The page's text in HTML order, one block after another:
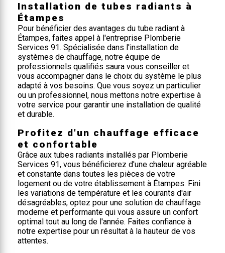
Installation de tubes radiants à
Étampes
Pour bénéficier des avantages du tube radiant à
Étampes, faites appel à l'entreprise Plomberie
Services 91. Spécialisée dans l'installation de
systèmes de chauffage, notre équipe de
professionnels qualifiés saura vous conseiller et
vous accompagner dans le choix du système le plus
adapté à vos besoins. Que vous soyez un particulier
ou un professionnel, nous mettons notre expertise à
votre service pour garantir une installation de qualité
et durable.
Profitez d'un chauffage efficace
et confortable
Grâce aux tubes radiants installés par Plomberie
Services 91, vous bénéficierez d'une chaleur agréable
et constante dans toutes les pièces de votre
logement ou de votre établissement à Étampes. Fini
les variations de température et les courants d'air
désagréables, optez pour une solution de chauffage
moderne et performante qui vous assure un confort
optimal tout au long de l'année. Faites confiance à
notre expertise pour un résultat à la hauteur de vos
attentes.